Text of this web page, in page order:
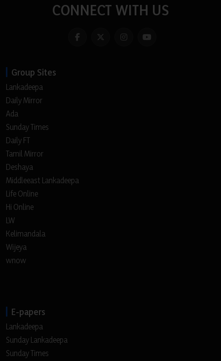
CONNECT WITH US
Group Sites
Lankadeepa
Daily Mirror
Ada
Sunday Times
Daily FT
Tamil Mirror
Deshaya
Middleeast Lankadeepa
Life Online
Hi Online
LW
Kelimandala
Wijeya
wnow
E-papers
Lankadeepa
Sunday Lankadeepa
Sunday Times